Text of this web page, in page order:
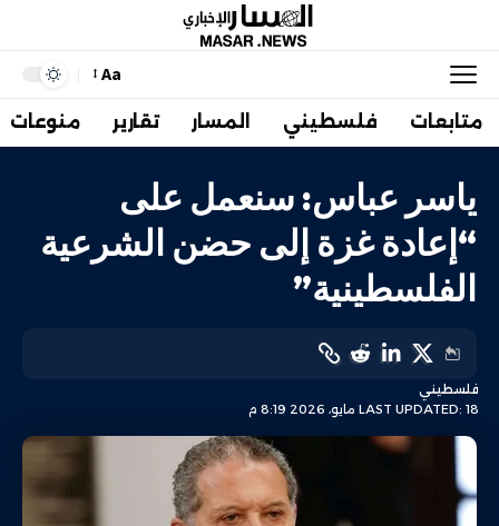
Aa
متابعات فلسطيني المسار تقارير منوعات
ياسر عباس: سنعمل على
“إعادة غزة إلى حضن الشرعية
الفلسطينية”
LAST UPDATED: 18 مايو، 2026 8:19 م
فلسطيني